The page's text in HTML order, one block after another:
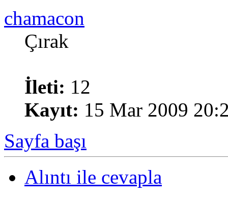
chamacon
Çırak
İleti: 12
Kayıt: 15 Mar 2009
Sayfa başı
Alıntı ile cevapla